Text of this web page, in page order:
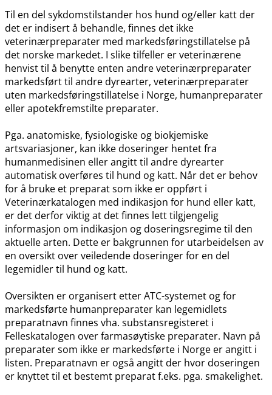
Til en del sykdomstilstander hos hund og​/​eller katt der
det er indisert å behandle, finnes det ikke
veterinærpreparater med markedsføringstillatelse på
det norske markedet. I slike tilfeller er veterinærene
henvist til å benytte enten andre veterinærpreparater
markedsført til andre dyrearter, veterinærpreparater
uten markedsføringstillatelse i Norge, humanpreparater
eller apotekfremstilte preparater.
Pga. anatomiske, fysiologiske og biokjemiske
artsvariasjoner, kan ikke doseringer hentet fra
humanmedisinen eller angitt til andre dyrearter
automatisk overføres til hund og katt. Når det er behov
for å bruke et preparat som ikke er oppført i
Veterinærkatalogen med indikasjon for hund eller katt,
er det derfor viktig at det finnes lett tilgjengelig
informasjon om indikasjon og doseringsregime til den
aktuelle arten. Dette er bakgrunnen for utarbeidelsen av
en oversikt over veiledende doseringer for en del
legemidler til hund og katt.
Oversikten er organisert etter ATC-systemet og for
markedsførte humanpreparater kan legemidlets
preparatnavn finnes vha. substansregisteret i
Felleskatalogen over farmasøytiske preparater. Navn på
preparater som ikke er markedsførte i Norge er angitt i
listen. Preparatnavn er også angitt der hvor doseringen
er knyttet til et bestemt preparat f.eks. pga. smakelighet.